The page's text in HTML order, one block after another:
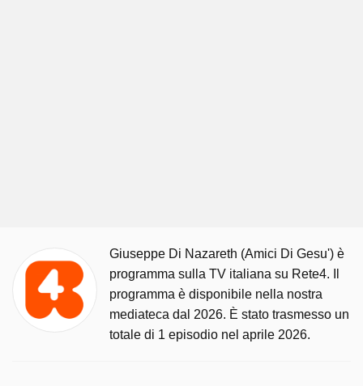
Giuseppe Di Nazareth (Amici Di Gesu') è
programma sulla TV italiana su Rete4. Il
programma è disponibile nella nostra
mediateca dal 2026. È stato trasmesso un
totale di 1 episodio nel aprile 2026.